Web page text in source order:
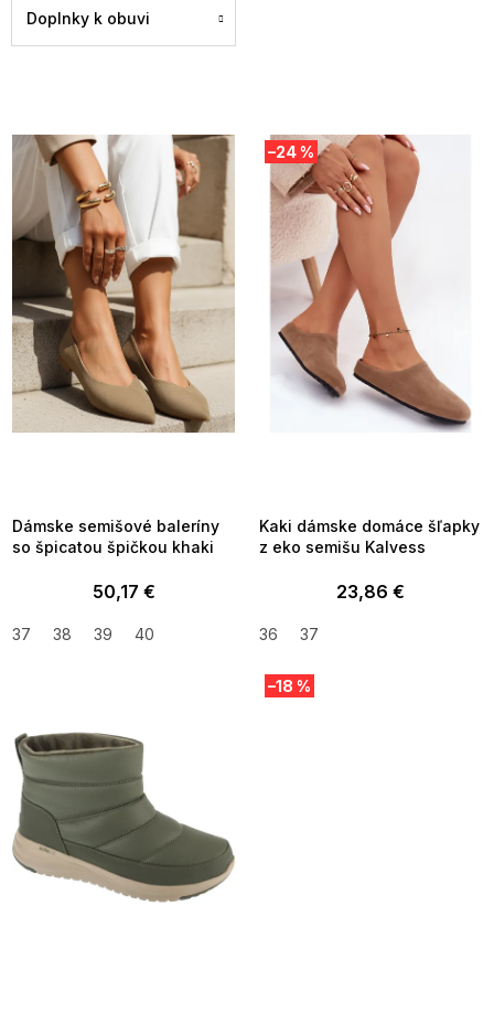
Doplnky k obuvi
V
p
s
o
d
u
k
t
Dámske semišové baleríny
so špicatou špičkou khaki
50,17 €
37 38 39 40
–24 %
Kaki dámske domáce šľapky
z eko semišu Kalvess
23,86 €
36 37
–18 %